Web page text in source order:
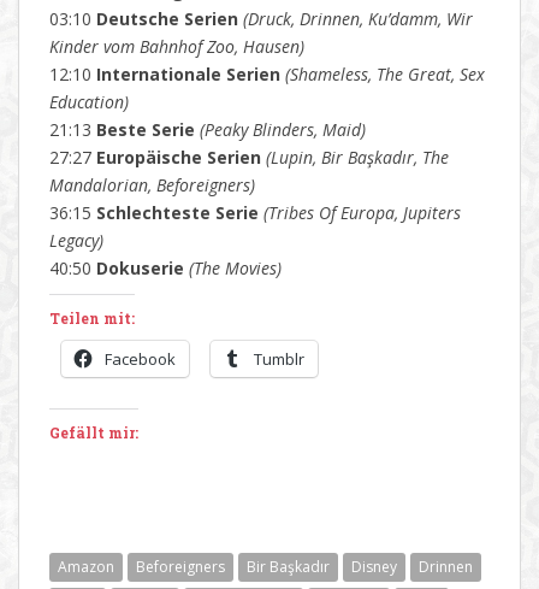
03:10 Deutsche Serien (Druck, Drinnen, Ku’damm, Wir
Kinder vom Bahnhof Zoo, Hausen)
12:10 Internationale Serien (Shameless, The Great, Sex
Education)
21:13 Beste Serie (Peaky Blinders, Maid)
27:27 Europäische Serien (Lupin, Bir Başkadır, The
Mandalorian, Beforeigners)
36:15 Schlechteste Serie (Tribes Of Europa, Jupiters
Legacy)
40:50 Dokuserie (The Movies)
Teilen mit:
Facebook Tumblr
Gefällt mir:
Amazon Beforeigners Bir Başkadır Disney
Drinnen